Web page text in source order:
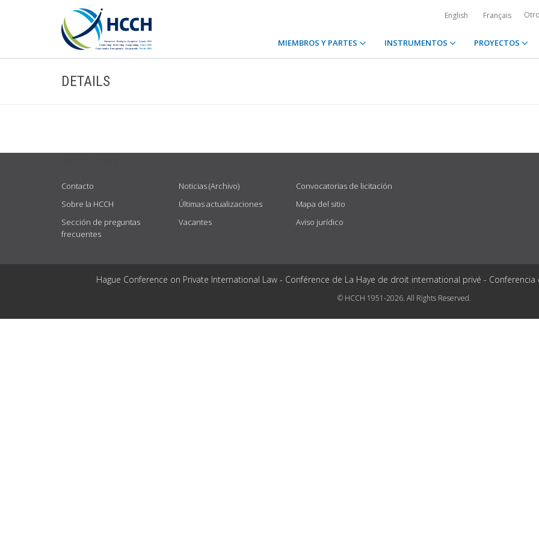
English Français
MIEMBROS Y PARTES INSTRUMENTOS PROYECTOS
DETAILS
Contacto
Sobre la HCCH
Sección de preguntas
frecuentes
Noticias (Archivo)
Últimas actualizaciones
Vacantes
Convocatorias de licitación
Mapa del sitio
Aviso jurídico
Hague Conference on Private International Law - Conférence de La Haye de droit international privé -
© HCCH 1951-2026. All Rights Reserved.